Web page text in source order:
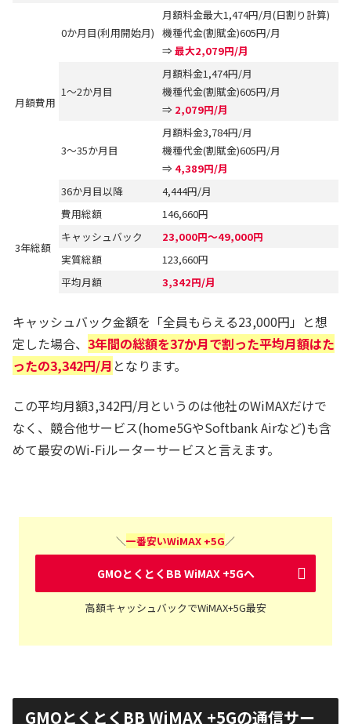
月額費用
0か月目(利用開始月)
月額料金最大1,474円/月(日割り計算)
機種代金(割賦金)605円/月
⇒ 最大2,079円/月
1～2か月目
月額料金1,474円/月
機種代金(割賦金)605円/月
⇒ 2,079円/月
3～35か月目
月額料金3,784円/月
機種代金(割賦金)605円/月
⇒ 4,389円/月
36か月目以降
4,444円/月
3年総額
費用総額
146,660円
キャッシュバック
23,000円～49,000円
実質総額
123,660円
平均月額
3,342円/月
キャッシュバック金額を「全員もらえる23,000円」と想
定した場合、 3年間の総額を37か月で割った平均月額はた
ったの3,342円/月 となります。
この平均月額3,342円/月というのは他社のWiMAXだけで
なく、競合他サービス(home5GやSoftbank Airなど)も含
めて最安のWi-Fiルーターサービスと言えます。
＼一番安いWiMAX +5G／
GMOとくとくBB WiMAX +5Gへ
高額キャッシュバックでWiMAX+5G最安
GMOとくとくBB WiMAX +5Gの通信サー